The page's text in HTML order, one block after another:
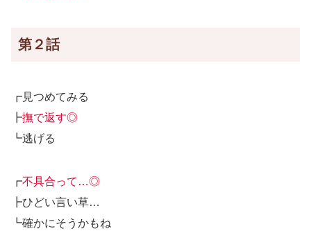
第２話
┏見つめてみる
┣撫で返す◎
┗逃げる
┏不具合って…◎
┣ひどい言い草…
┗確かにそうかもね